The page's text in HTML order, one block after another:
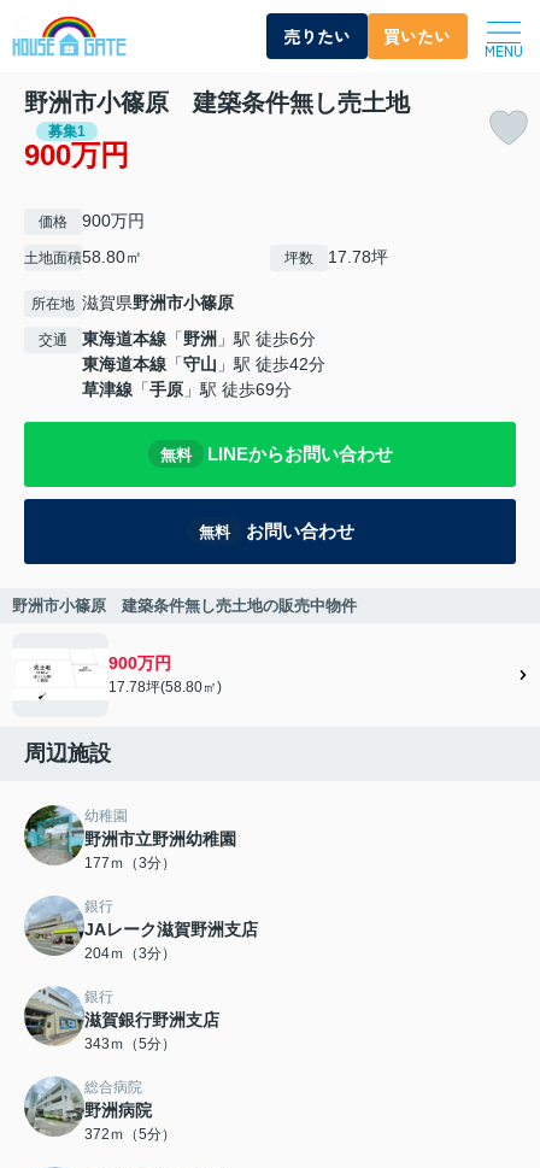
売りたい 買いたい
MENU
野洲市小篠原 建築条件無し売土地
募集1
900万円
価格 900万円
土地面積58.80㎡ 坪数 17.78坪
所在地 滋賀県野洲市小篠原
交通 東海道本線 「野洲 」駅 徒歩6分
東海道本線 「守山 」駅 徒歩42分
草津線 「手原 」駅 徒歩69分
無料 LINEからお問い合わせ
無料 お問い合わせ
野洲市小篠原 建築条件無し売土地の販売中物件
900万円
17.78坪(58.80㎡)
周辺施設
幼稚園
野洲市立野洲幼稚園
177ｍ（3分）
銀行
JAレーク滋賀野洲支店
204ｍ（3分）
銀行
滋賀銀行野洲支店
343ｍ（5分）
総合病院
野洲病院
372ｍ（5分）